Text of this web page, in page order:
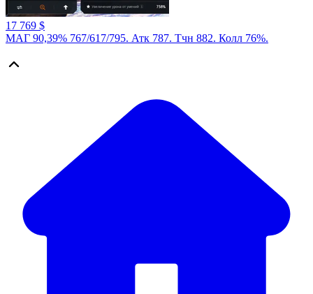
17 769 $
МАГ 90,39% 767/617/795. Атк 787. Тчн 882. Колл 76%.